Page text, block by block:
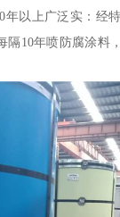
年以上广泛实：经
隔10年喷防腐涂料